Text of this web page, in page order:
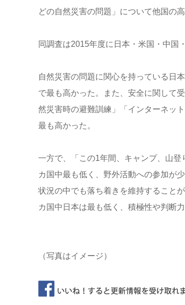
どの自然災害の問題」について他国の
同調査は2015年度に日本・米国・中国
自然災害の問題に関心を持っている日
で最も高かった。また、安全に関して
然災害時の避難訓練」「インターネッ
最も高かった。
一方で、「この1年間、キャンプ、山
カ国中最も低く、野外活動への参加が
状況の中でも落ち着きを維持すること
カ国中日本は最も低く、積極性や判断
（写真はイメージ）